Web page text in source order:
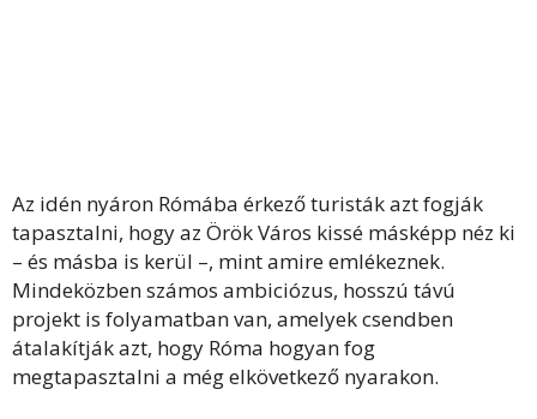
Az idén nyáron Rómába érkező turisták azt fogják
tapasztalni, hogy az Örök Város kissé másképp néz ki
– és másba is kerül –, mint amire emlékeznek.
Mindeközben számos ambiciózus, hosszú távú
projekt is folyamatban van, amelyek csendben
átalakítják azt, hogy Róma hogyan fog
megtapasztalni a még elkövetkező nyarakon.